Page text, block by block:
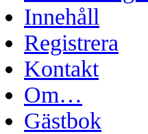
Innehåll
Registrera
Kontakt
Om…
Gästbok